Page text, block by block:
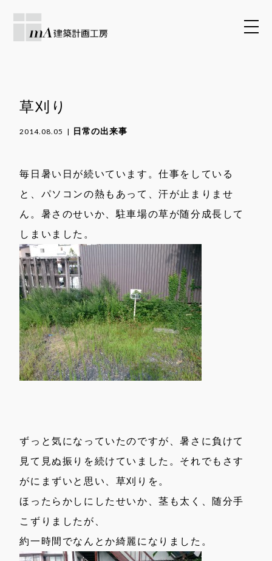
草刈り
2014.08.05 日常の出来事
毎日暑い日が続いています。仕事をしている
と、パソコンの熱もあって、汗が止まりませ
ん。暑さのせいか、駐車場の草が随分成長して
しまいました。
ずっと気になっていたのですが、暑さに負けて
見て見ぬ振りを続けていました。それでもさす
がにまずいと思い、草刈りを。
ほったらかしにしたせいか、茎も太く、随分手
こずりましたが、
約一時間でなんとか綺麗になりました。